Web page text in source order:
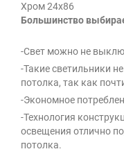
Хром 24x86
Большинство
-Свет можно не
-Такие светильники
потолка, так как
-Экономное
-Технология
освещения отлично
потолка.